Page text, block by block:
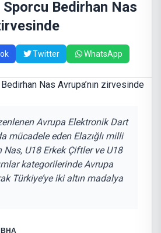
Sporcu Bedirhan Nas
Twitter WhatsApp
Avrupa Elektronik Dart
mücadele eden Elazığlı milli
U18 Erkek Çiftler ve U18
kategorilerinde Avrupa
Türkiye’ye iki altın madalya
BHA